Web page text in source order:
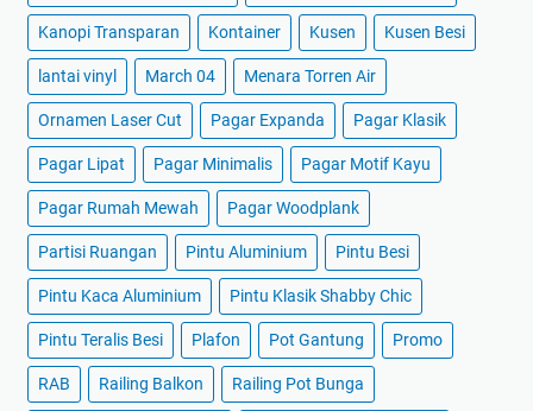
Kanopi Transparan Kontainer Kusen Kusen Besi
lantai vinyl March 04 Menara Torren Air
Ornamen Laser Cut Pagar Expanda Pagar Klasik
Pagar Lipat Pagar Minimalis Pagar Motif Kayu
Pagar Rumah Mewah Pagar Woodplank
Partisi Ruangan Pintu Aluminium Pintu Besi
Pintu Kaca Aluminium Pintu Klasik Shabby Chic
Pintu Teralis Besi Plafon Pot Gantung Promo
RAB Railing Balkon Railing Pot Bunga